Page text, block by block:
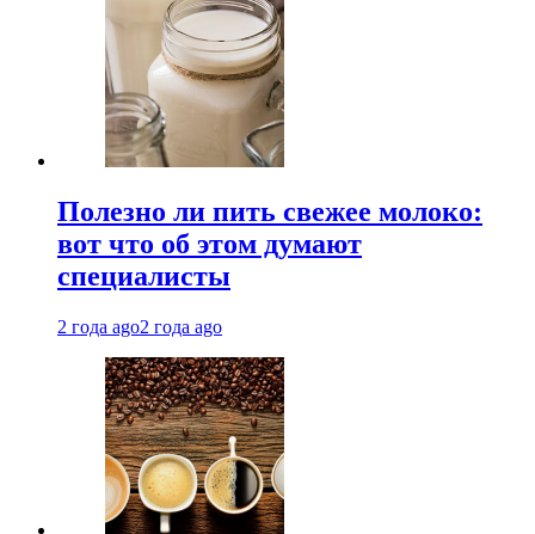
Полезно ли пить свежее молоко:
вот что об этом думают
специалисты
2 года ago2 года ago